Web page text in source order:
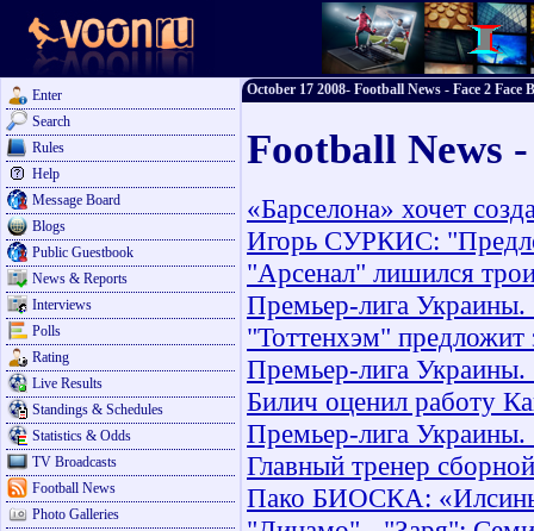
Enter
Search
Rules
Help
Message Board
Blogs
Public Guestbook
News & Reports
Interviews
Polls
Rating
Live Results
Standings & Schedules
Statistics & Odds
TV Broadcasts
Football News
Photo Galleries
October 17 2008- Football News - Face 2 Face
Football News
«Барселона» хочет
Игорь СУРКИС:
"Арсенал" лишился
Премьер-лига
"Тоттенхэм" предложит
Премьер-лига Украины.
Билич оценил работу
Премьер-лига Украины.
Главный тренер
Пако БИОСКА: